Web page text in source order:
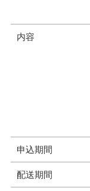
内容
申込期間
配送期間